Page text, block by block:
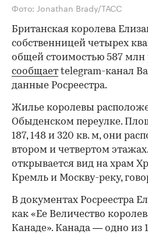
Фото: Jonathan Brady/ТАСС
Британская королева
собственницей четырех
общей стоимостью 587 млн
сообщает telegram-канал
данные Росреестра.
Жилье королевы
Обыденском переулке.
187, 148 и 320 кв. м, они
втором и четвертом
открывается вид на храм
Кремль и Москву-реку,
В документах Росреестра
как «Ее Величество
Канаде». Канада — одно из